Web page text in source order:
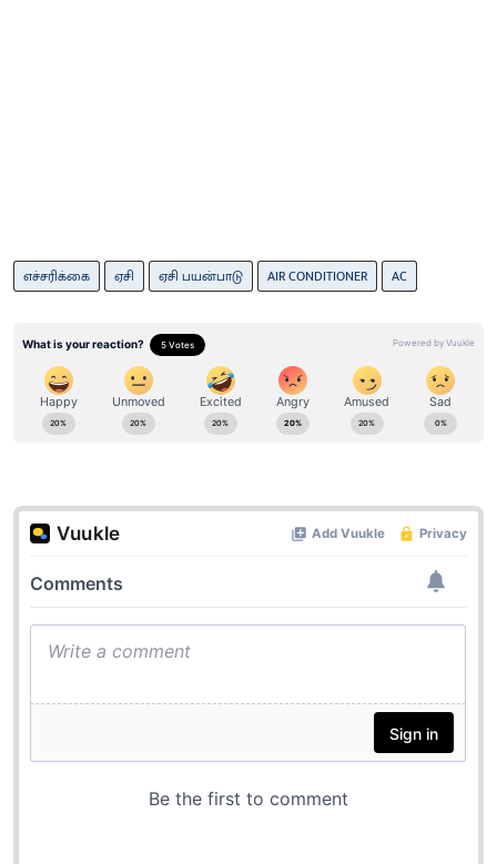
எச்சரிக்கை ஏசி ஏசி பயன்பாடு AIR CONDITIONER AC